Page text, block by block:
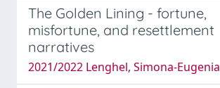
The Golden Lining - fortune,
misfortune, and resettlement
narratives
2021/2022 Lenghel, Simona-Eugenia